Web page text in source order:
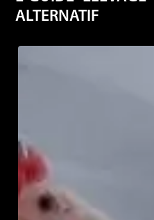
ALTERNATIF